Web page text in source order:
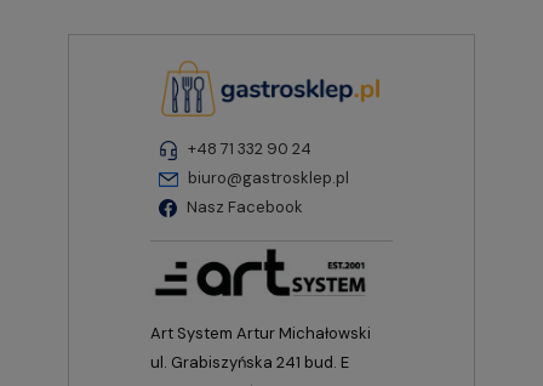
+48 71 332 90 24
biuro@gastrosklep.pl
Nasz Facebook
Art System Artur Michałowski
ul. Grabiszyńska 241 bud. E